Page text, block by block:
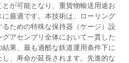
が可能となり、重貨物輸送用途お
最適です。本技術は、ローリング
ための特殊な保持器（ケージ）設
アセンブリ全体において一貫した
果、最も過酷な鉄道運用条件下に
、寿命が延長されます。先進的な